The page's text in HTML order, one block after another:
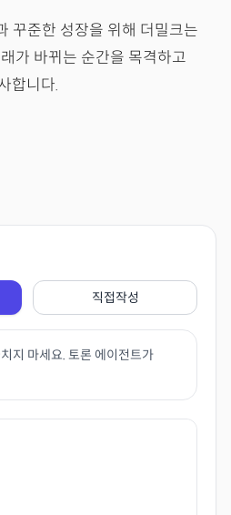
꾸준한 성장을 위해 더밀크는
가 바뀌는 순간을 목격하고
합니다.
직접작성
지 마세요. 토론 에이전트가